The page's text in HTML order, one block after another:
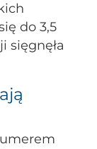
do 3,5
sięgnęła